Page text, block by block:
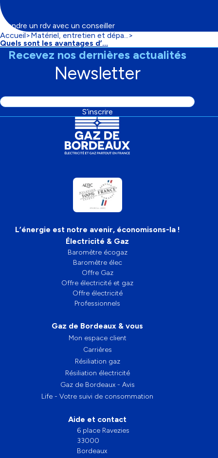
Prendre un rdv avec un conseiller
Fil
d'Ariane
Accueil
Matériel, entretien et dépa...
Quels sont les avantages d’...
Recevez nos dernières actualités
Newsletter
Adresse
S’inscrire
L’énergie est notre avenir, économisons-la !
Électricité & Gaz
Baromètre écogaz
Baromètre élec
Offre Gaz
Offre électricité et gaz
Offre électricité
Professionnels
Gaz de Bordeaux & vous
Mon espace client
Carrières
Résiliation gaz
Résiliation électricité
Gaz de Bordeaux - Avis
Life - Votre suivi de consommation
Aide et contact
6 place Ravezies
33000
Bordeaux